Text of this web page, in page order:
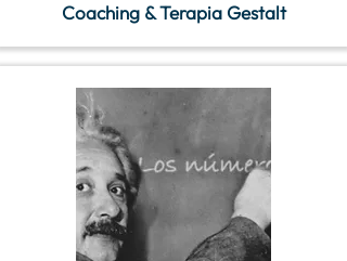
Coaching & Terapia Gestalt